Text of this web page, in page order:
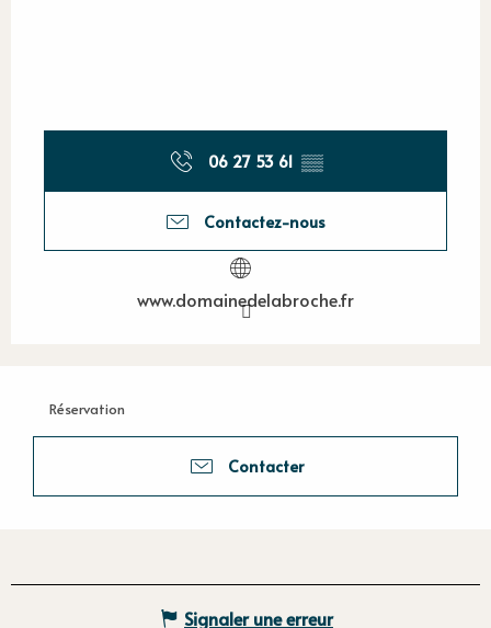
06 27 53 61 ▒▒
Contactez-nous
www.domainedelabroche.fr
Réservation
Contacter
Signaler une erreur